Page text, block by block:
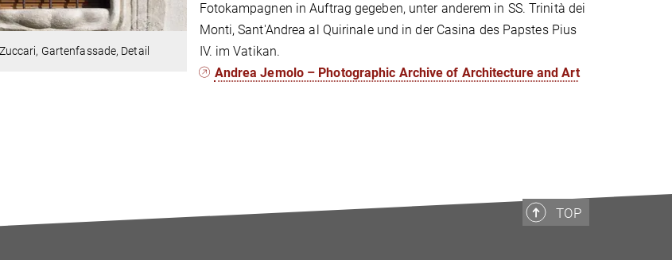
Gartenfassade, Detail
Fotokampagnen in Auftrag gegeben, unter anderem in SS. Trinità dei
Monti, Sant'Andrea al Quirinale und in der Casina des Papstes Pius
IV. im Vatikan.
Andrea Jemolo – Photographic Archive of Architecture and Art
TOP